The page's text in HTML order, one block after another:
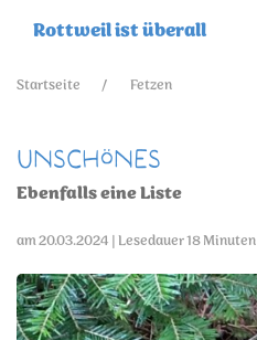
Rottweil ist überall
Startseite Fetzen
Unschönes
Ebenfalls eine Liste
am 20.03.2024 | Lesedauer 18 Minuten